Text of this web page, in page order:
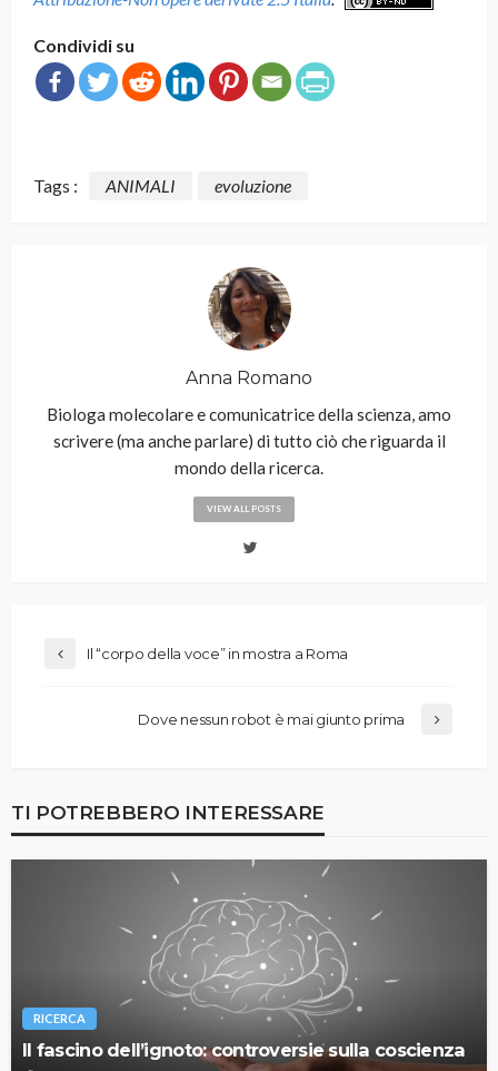
Condividi su
Tags : ANIMALI evoluzione
Anna Romano
Biologa molecolare e comunicatrice della scienza, amo
scrivere (ma anche parlare) di tutto ciò che riguarda il
mondo della ricerca.
VIEW ALL POSTS
Il “corpo della voce” in mostra a Roma
Dove nessun robot è mai giunto prima
TI POTREBBERO INTERESSARE
RICERCA
Il fascino dell’ignoto: controversie sulla coscienza